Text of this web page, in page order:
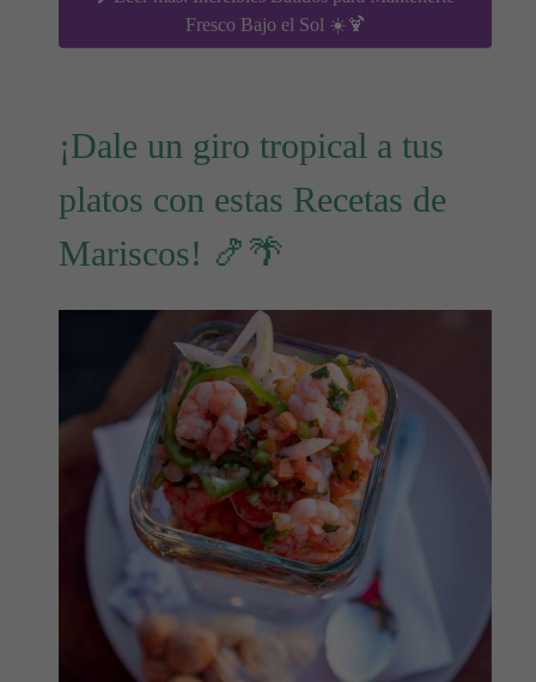
Fresco Bajo el Sol ☀️🍹
¡Dale un giro tropical a tus
platos con estas Recetas de
Mariscos! 🍤🌴